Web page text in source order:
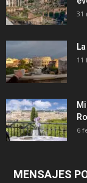
31
11
6
MENSAJES